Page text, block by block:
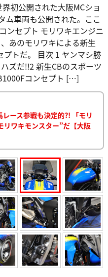
初公開された大阪MCショ
ム車両も公開された。ここ
ンセプト モリワキエンジニ
あのモリワキによる新生
トだ。 目次 1 ヤンマシ勝
ズだ!!2 新生CBのスポーツ
コンセプト […]
レース参戦も決定的?! 「モリ
リワキモンスター”だ【大阪